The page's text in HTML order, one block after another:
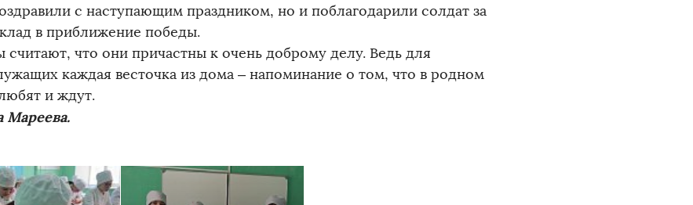
с наступающим праздником, но и поблагодарили солдат за
в приближение победы.
считают, что они причастны к очень доброму делу. Ведь для
каждая весточка из дома – напоминание о том, что в родном
и ждут.
Мареева.